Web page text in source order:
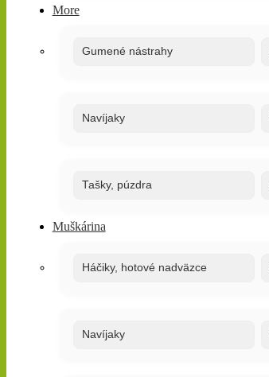
More
Gumené nástrahy
Navíjaky
Tašky, púzdra
Muškárina
Háčiky, hotové nadväzce
Navíjaky